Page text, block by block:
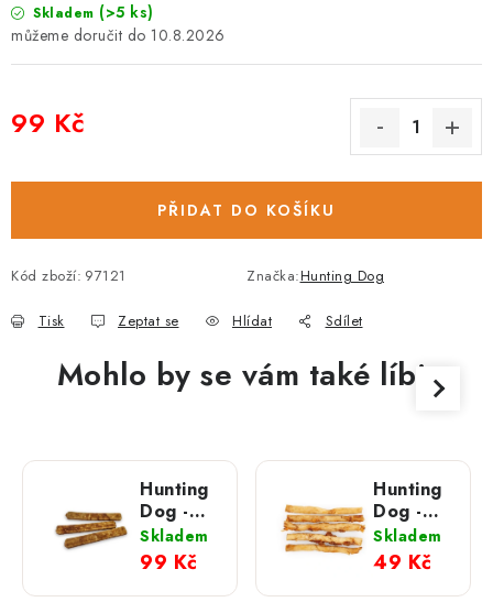
Skladem (>5 ks)
10.8.2026
99 Kč
PŘIDAT DO KOŠÍKU
Kód zboží: 97121 Značka:Hunting Dog
Tisk Zeptat se Hlídat Sdílet
Mohlo by se vám také líbit
Hunting
Dog -
kolagenové
tyčky 3
ks
Skladem
99 Kč
Hunting
Dog -
Kolagenové
Mini
rolky 5
ks
Skladem
49 Kč